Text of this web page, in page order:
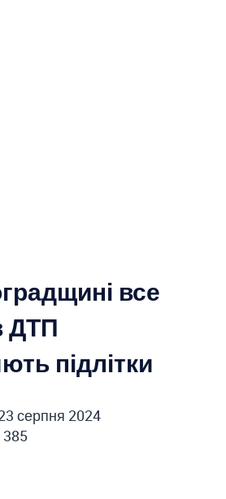
все
ДТП
підлітки
серпня 2024